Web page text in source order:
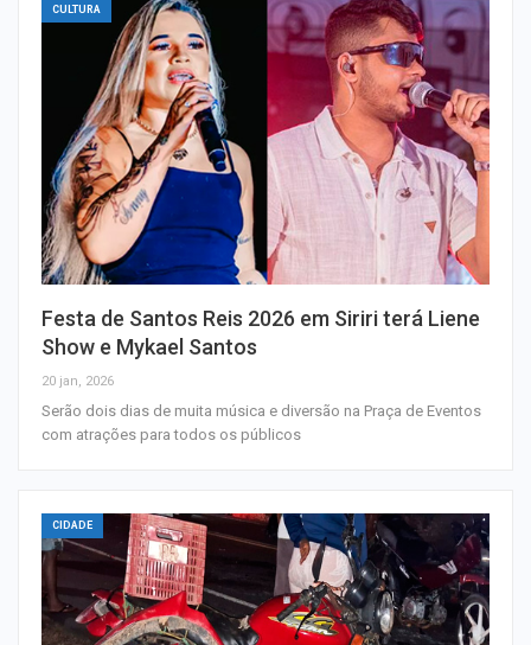
CULTURA
Festa de Santos Reis 2026 em Siriri terá Liene
Show e Mykael Santos
20 jan, 2026
Serão dois dias de muita música e diversão na Praça de Eventos
com atrações para todos os públicos
CIDADE